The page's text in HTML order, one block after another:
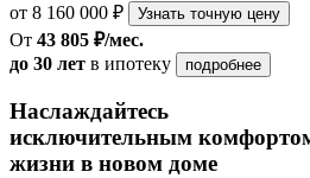
от 8 160 000 ₽ Узнать точную цену
От 43 805 ₽/мес.
до 30 лет в ипотеку подробнее
Наслаждайтесь
исключительным
жизни в новом доме